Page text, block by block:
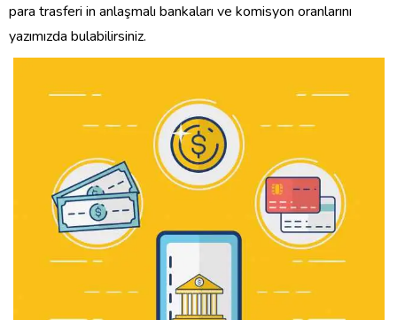
para trasferi in anlaşmalı bankaları ve komisyon oranlarını
yazımızda bulabilirsiniz.